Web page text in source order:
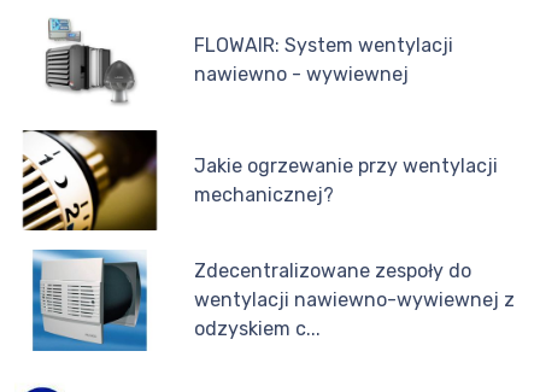
FLOWAIR: System wentylacji
nawiewno - wywiewnej
Jakie ogrzewanie przy wentylacji
mechanicznej?
Zdecentralizowane zespoły do
wentylacji nawiewno-wywiewnej z
odzyskiem c...